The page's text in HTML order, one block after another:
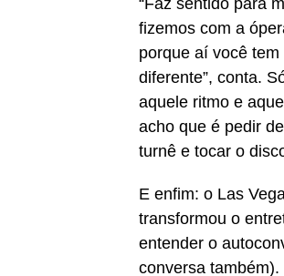
“Faz sentido para
fizemos com a
porque aí você
diferente”, conta.
aquele ritmo e
acho que é pedir
turnê e tocar o
E enfim: o Las
transformou o
entender o
conversa também).